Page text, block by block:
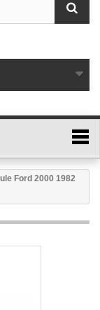
Ford 2000 1982